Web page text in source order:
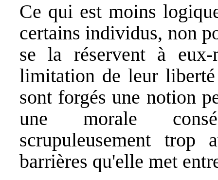
Ce qui est moins
certains individus, non
se la réservent à
limitation de leur
sont forgés une notion
une morale
scrupuleusement trop
barrières qu'elle met